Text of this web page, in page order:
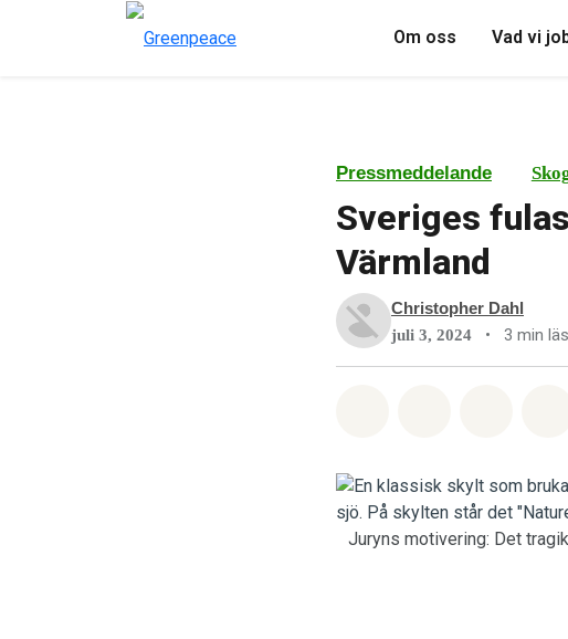
Om oss Vad vi
Pressmeddelande
Sveriges
Värmland
Christopher Dahl
juli 3, 2024 • 3 min
Juryns motivering: Det